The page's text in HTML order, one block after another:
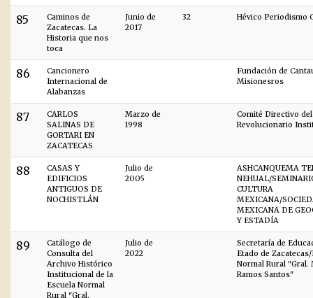
85
Caminos de
Zacatecas. La
Historia que nos
toca
Junio de
2017
32 Hévico Periodismo
86
Cancionero
Internacional de
Alabanzas
Fundación de
Misionesros
87
CARLOS
SALINAS DE
GORTARI EN
ZACATECAS
Marzo de
1998
Comité Directivo
Revolucionario
88
CASAS Y
EDIFICIOS
ANTIGUOS DE
NOCHISTLÁN
Julio de
2005
ASHCANQUEMA
NEHUAL/
CULTURA
MEXICANA/
MEXICANA DE
Y ESTADÍA
89
Catálogo de
Consulta del
Archivo Histórico
Institucional de la
Escuela Normal
Rural "Gral.
Julio de
2022
Secretaría de
Etado de
Normal Rural "Gral.
Ramos Santos"